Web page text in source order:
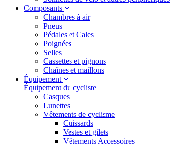
Composants
Chambres à air
Pneus
Pédales et Cales
Poignées
Selles
Cassettes et pignons
Chaînes et maillons
Équipement
Équipement du cycliste
Casques
Lunettes
Vêtements de cyclisme
Cuissards
Vestes et gilets
Vêtements Accessoires